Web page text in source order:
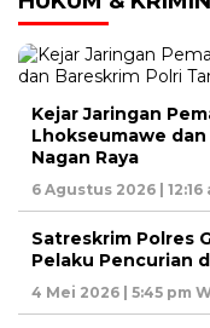
Kejar Jaringan
Lhokseumawe
Nagan Raya
6 Agustus 2026 | 12:16
Satreskrim Polres
Pelaku Pencurian
4 Mei 2026 | 5:45 pm